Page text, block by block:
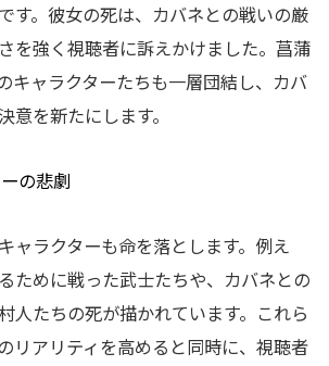
す。彼女の死は、カバネとの戦いの厳
を強く視聴者に訴えかけました。菖蒲
キャラクターたちも一層団結し、カバ
意を新たにします。
の悲劇
ャラクターも命を落とします。例え
ために戦った武士たちや、カバネとの
人たちの死が描かれています。これら
リアリティを高めると同時に、視聴者